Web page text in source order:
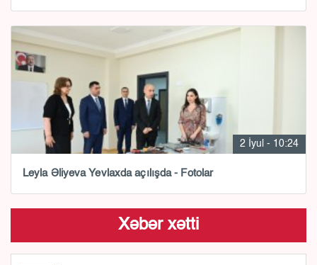
2 İyul - 10:24
Leyla Əliyeva Yevlaxda açılışda - Fotolar
Xəbər xətti